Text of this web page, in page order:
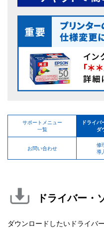
サポートメニュー
一覧
ドライバ
ダ
お問い合わせ
修
導
ドライバー・
ダウンロードしたいドライバ